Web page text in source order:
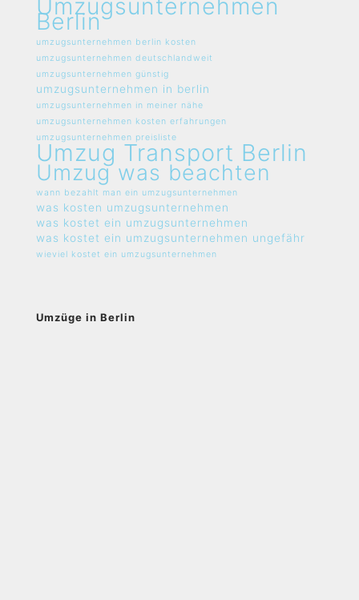
Umzugsunternehmen
Berlin
umzugsunternehmen berlin kosten
umzugsunternehmen deutschlandweit
umzugsunternehmen günstig
umzugsunternehmen in berlin
umzugsunternehmen in meiner nähe
umzugsunternehmen kosten erfahrungen
umzugsunternehmen preisliste
Umzug Transport Berlin
Umzug was beachten
wann bezahlt man ein umzugsunternehmen
was kosten umzugsunternehmen
was kostet ein umzugsunternehmen
was kostet ein umzugsunternehmen ungefähr
wieviel kostet ein umzugsunternehmen
Umzüge in Berlin